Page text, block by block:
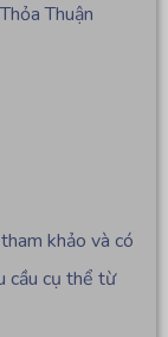
Thỏa Thuận
khảo và có
cầu cụ thể từ